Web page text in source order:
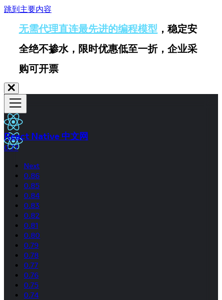
跳到主要内容
无需代理直连最先进的编程模型 ，稳定安
全绝不掺水，限时优惠低至一折，企业采
购可开票
React Native 中文网
0.77
Next
0.86
0.85
0.84
0.83
0.82
0.81
0.80
0.79
0.78
0.77
0.76
0.75
0.74